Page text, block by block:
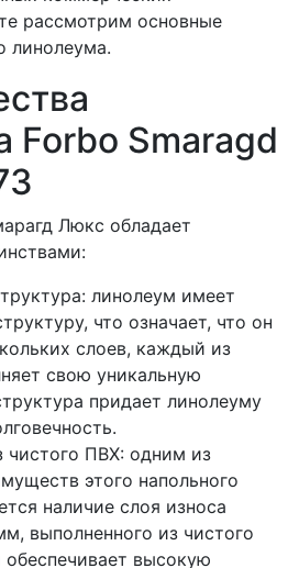
рассмотрим основные
линолеума.
Forbo Smaragd
Люкс обладает
линолеум имеет
что означает, что он
слоев, каждый из
свою уникальную
придает линолеуму
чистого ПВХ: одним из
этого напольного
наличие слоя износа
выполненного из чистого
высокую